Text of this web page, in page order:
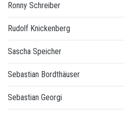
Ronny Schreiber
Rudolf Knickenberg
Sascha Speicher
Sebastian Bordthäuser
Sebastian Georgi